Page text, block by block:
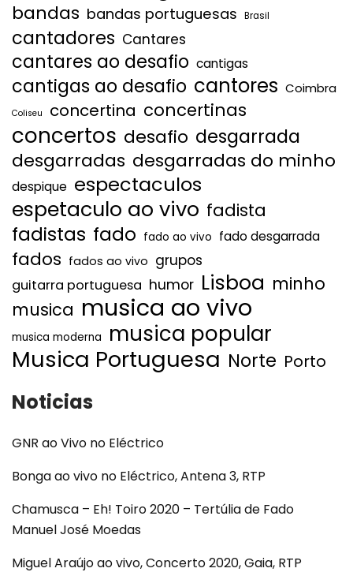
bandas bandas portuguesas Brasil
cantadores Cantares
cantares ao desafio cantigas
cantigas ao desafio cantores Coimbra
Coliseu concertina concertinas
concertos desafio desgarrada
desgarradas desgarradas do minho
despique espectaculos
espetaculo ao vivo fadista
fadistas fado fado ao vivo fado desgarrada
fados fados ao vivo grupos
guitarra portuguesa humor Lisboa minho
musica musica ao vivo
musica moderna musica popular
Musica Portuguesa Norte Porto
Noticias
GNR ao Vivo no Eléctrico
Bonga ao vivo no Eléctrico, Antena 3, RTP
Chamusca – Eh! Toiro 2020 – Tertúlia de Fado
Manuel José Moedas
Miguel Araújo ao vivo, Concerto 2020, Gaia, RTP